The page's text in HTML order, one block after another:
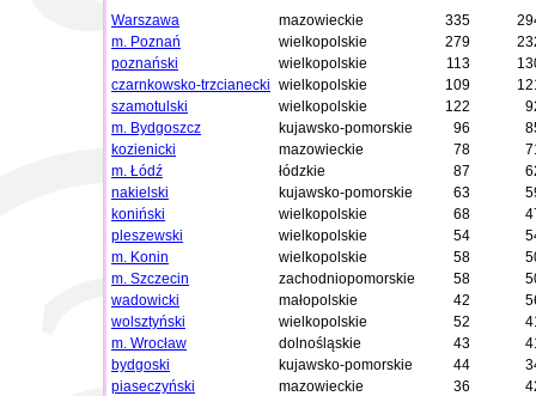
Warszawa
mazowieckie 335
m. Poznań
wielkopolskie 279
poznański
wielkopolskie 113
czarnkowsko-trzcianecki wielkopolskie 109
szamotulski
wielkopolskie 122
m. Bydgoszcz
kujawsko-pomorskie 96
kozienicki
mazowieckie 78
m. Łódź
łódzkie 87
nakielski
kujawsko-pomorskie 63
koniński
wielkopolskie 68
pleszewski
wielkopolskie 54
m. Konin
wielkopolskie 58
m. Szczecin
zachodniopomorskie 58
wadowicki
małopolskie 42
wolsztyński
wielkopolskie 52
m. Wrocław
dolnośląskie 43
bydgoski
kujawsko-pomorskie 44
piaseczyński
mazowieckie 36